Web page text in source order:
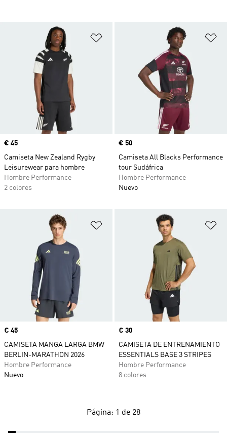
Añadir a la lista de deseos
Precio
€ 45
Camiseta New Zealand Rygby
Leisurewear para hombre
Hombre Performance
2 colores
Precio
€ 50
Camiseta All Blacks Performance
tour Sudáfrica
Hombre Performance
Nuevo
Añadir a la lista de deseos
Precio
€ 45
CAMISETA MANGA LARGA BMW
BERLIN-MARATHON 2026
Hombre Performance
Nuevo
Precio
€ 30
CAMISETA DE ENTRENAMIENTO
ESSENTIALS BASE 3 STRIPES
Hombre Performance
8 colores
Página: 1 de 28